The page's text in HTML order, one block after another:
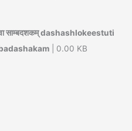
साम्बदशकम् dashashlokeestuti
| 0.00 KB